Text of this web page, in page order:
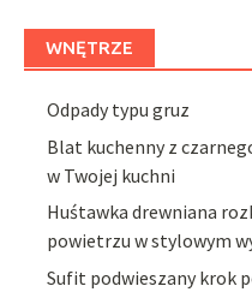
WNĘTRZE
Odpady typu gruz
Blat kuchenny z
w Twojej kuchni
Huśtawka drewniana
powietrzu w stylowym
Sufit podwieszany krok